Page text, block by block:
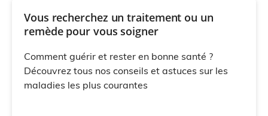
Vous recherchez un traitement ou un
remède pour vous soigner
Comment guérir et rester en bonne santé ?
Découvrez tous nos conseils et astuces sur les
maladies les plus courantes